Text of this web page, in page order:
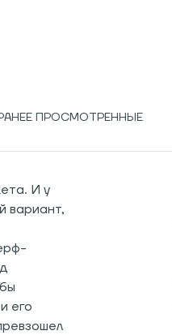
ПРОСМОТРЕННЫЕ
И у
вариант,
его